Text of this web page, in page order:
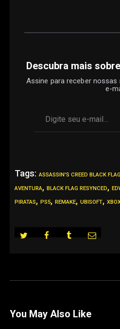
Descubra mais
Assine para receber
e-
Tags: ASSASSIN'S CREED BLACK
AVENTURA, BLACK FLAG RESYNCED,
PIRATAS, PS5, REMAKE, UBISOFT,
You May Also Like